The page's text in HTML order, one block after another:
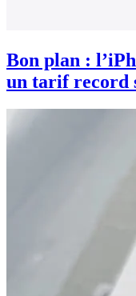
Bon plan :
un tarif record